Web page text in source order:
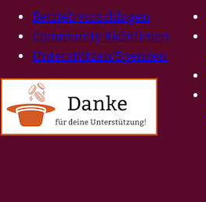
Betrieb vorschlagen
Community Richtlinien
Unterstützen/Spenden